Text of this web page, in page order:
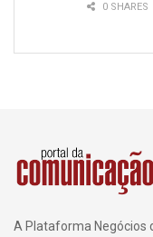
0 SHARES
A Plataforma Negócios